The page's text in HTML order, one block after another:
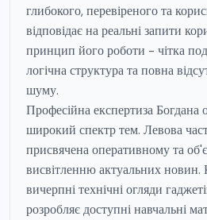
глибокого, перевіреного та
відповідає на реальні запити
принцип його роботи - чітка
логічна структура та повна
шуму.
Професійна експертиза
широкий спектр тем. Левова
присвячена оперативному та
висвітленню актуальних новин.
вичерпні технічні огляди
розробляє доступні навчальні